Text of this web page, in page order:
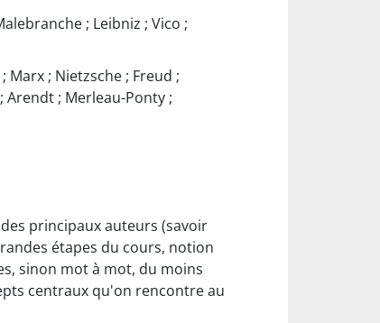
; Leibniz ; Vico ;
Marx ; Nietzsche ; Freud ;
Arendt ; Merleau-Ponty ;
principaux auteurs (savoir
étapes du cours, notion
sinon mot à mot, du moins
centraux qu'on rencontre au